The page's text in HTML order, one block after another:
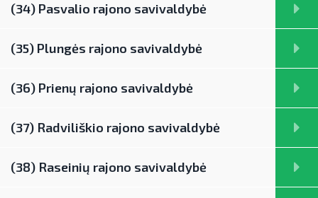
(34) Pasvalio rajono savivaldybė
(35) Plungės rajono savivaldybė
(36) Prienų rajono savivaldybė
(37) Radviliškio rajono savivaldybė
(38) Raseinių rajono savivaldybė